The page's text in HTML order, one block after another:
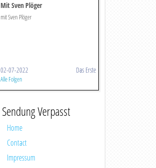
Mit Sven Plöger
mit Sven Plöger
02-07-2022 Das Erste
Alle Folgen
Sendung Verpasst
Home
Contact
Impressum